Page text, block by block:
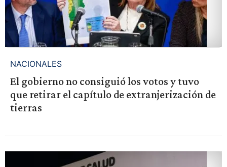
NACIONALES
El gobierno no consiguió los votos y tuvo
que retirar el capítulo de extranjerización de
tierras